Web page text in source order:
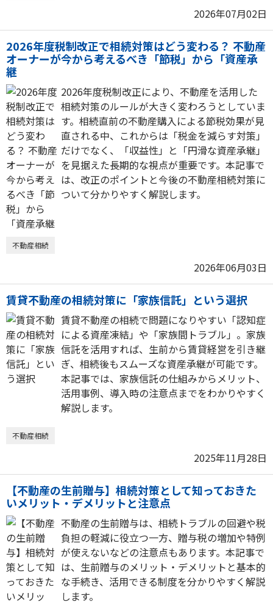
2026年07月02日
2026年度税制改正で相続対策はどう変わる？ 不動産
オーナーが今から考えるべき「節税」から「資産承
継
2026年度税制改正により、不動産を活用した
相続対策のルールが大きく変わろうとしていま
す。相続直前の不動産購入による節税効果が見
直される中、これからは「税金を減らす対策」
だけでなく、「収益性」と「円滑な資産承継」
を見据えた長期的な視点が重要です。本記事で
は、改正のポイントと今後の不動産相続対策に
ついて分かりやすく解説します。
不動産相続
2026年06月03日
賃貸不動産の相続対策に「家族信託」という選択
賃貸不動産の相続で問題になりやすい「認知症
による資産凍結」や「家族間トラブル」。家族
信託を活用すれば、生前から賃貸経営を引き継
ぎ、相続後もスムーズな資産承継が可能です。
本記事では、家族信託の仕組みからメリット、
活用事例、導入時の注意点までをわかりやすく
解説します。
不動産相続
2025年11月28日
【不動産の生前贈与】相続対策として知っておきた
いメリット・デメリットと注意点
不動産の生前贈与は、相続トラブルの回避や税
負担の軽減に役立つ一方、贈与税の増加や特例
が使えないなどの注意点もあります。本記事で
は、生前贈与のメリット・デメリットと基本的
な手続き、活用できる制度を分かりやすく解説
します。